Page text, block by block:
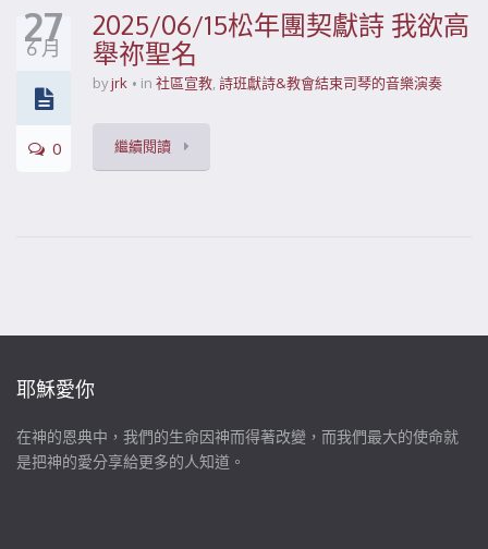
27
6 月
0
2025/06/15松年團契獻詩 我欲高
舉祢聖名
byjrk in 社區宣教 詩班獻詩&教會結束司琴的音樂演奏
繼續閱讀
耶穌愛你
在神的恩典中，我們的生命因神而得著改變，而我們最大的使命就
是把神的愛分享給更多的人知道。